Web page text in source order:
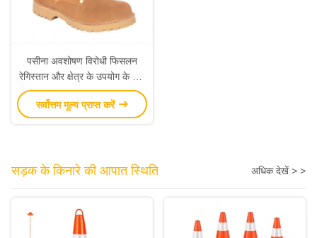
पसीना अवशोषण विरोधी फिसलन
रेगिस्तान और क्षेत्र के उपयोग के लिए
हल्के सामरिक लड़ाकू जूते
सर्वोत्तम मूल्य प्राप्त करें
सड़क के किनारे की आपात स्थिति अधिक देखें > >